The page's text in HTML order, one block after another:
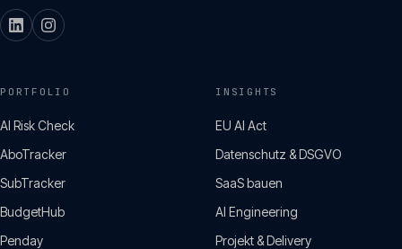
PORTFOLIO
AI Risk Check
AboTracker
SubTracker
BudgetHub
Penday
INSIGHTS
EU AI Act
Datenschutz & DSGVO
SaaS bauen
AI Engineering
Projekt & Delivery